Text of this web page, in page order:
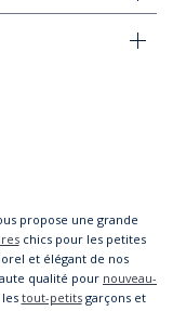
propose une grande
chics pour les petites
et élégant de nos
qualité pour nouveau-
tout-petitsgarçons et